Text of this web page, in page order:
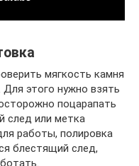
мягкость камня
этого нужно взять
поцарапать
след или метка
работы, полировка
блестящий след,